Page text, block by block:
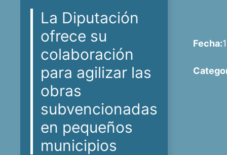
La Diputación
ofrece su
colaboración
para agilizar las
obras
subvencionadas
en pequeños
municipios
Fecha: